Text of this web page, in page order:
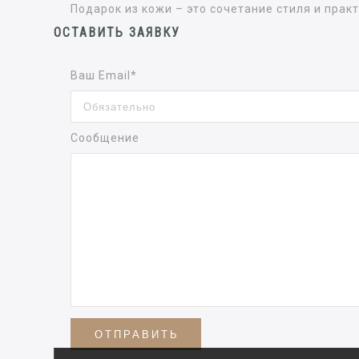
Подарок из кожи – это сочетание стиля и
ОСТАВИТЬ ЗАЯВКУ
Ваш Email*
Сообщение